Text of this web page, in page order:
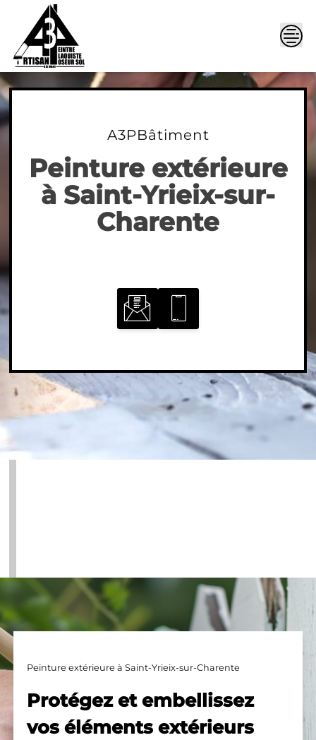
A3PBâtiment
Peinture extérieure
à Saint-Yrieix-sur-
Charente
Peinture extérieure à Saint-Yrieix-sur-Charente
Protégez et embellissez
vos éléments extérieurs